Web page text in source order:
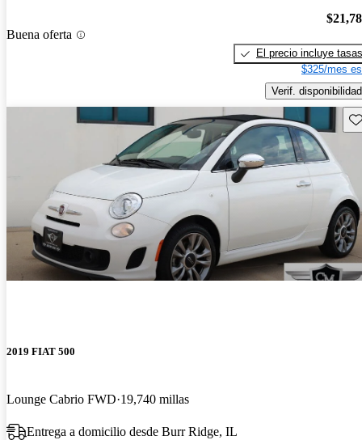
Buena oferta
El precio incluye tasas
$325/mes
Verif. disponibilidad
2019 FIAT 500
Lounge Cabrio FWD 19,740 millas
Entrega a domicilio desde Burr Ridge, IL